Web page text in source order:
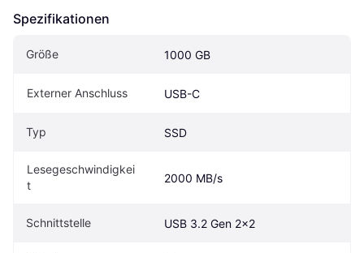
Spezifikationen
Größe 1000 GB
Externer Anschluss USB-C
Typ SSD
Lesegeschwindigkei
t
2000 MB/s
Schnittstelle USB 3.2 Gen 2x2